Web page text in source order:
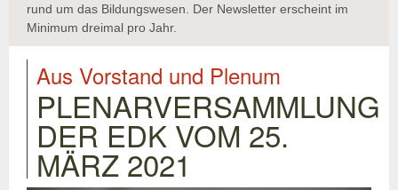
rund um das Bildungswesen. Der Newsletter erscheint im
Minimum dreimal pro Jahr.
Aus Vorstand und Plenum
PLENARVERSAMMLUNG
DER EDK VOM 25.
MÄRZ 2021